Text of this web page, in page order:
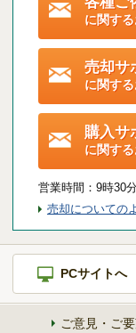
に関す
売却サ
に関す
購入サ
に関す
営業時間： 9時30
売却についての
PCサイトへ
ご意見・ご